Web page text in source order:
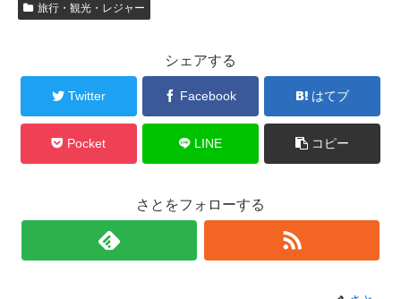
旅行・観光・レジャー
シェアする
Twitter Facebook はてブ
Pocket LINE コピー
さとをフォローする